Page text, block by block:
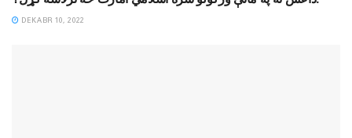
DEKABR 10, 2022